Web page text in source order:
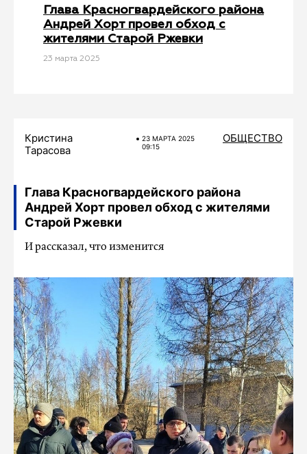
Глава Красногвардейского района
Андрей Хорт провел обход с
жителями Старой Ржевки
23 мартa 2025
Кристина
Тарасова
23 МАРТA 2025
09:15
ОБЩЕСТВО
Глава Красногвардейского района
Андрей Хорт провел обход с жителями
Старой Ржевки
И рассказал, что изменится